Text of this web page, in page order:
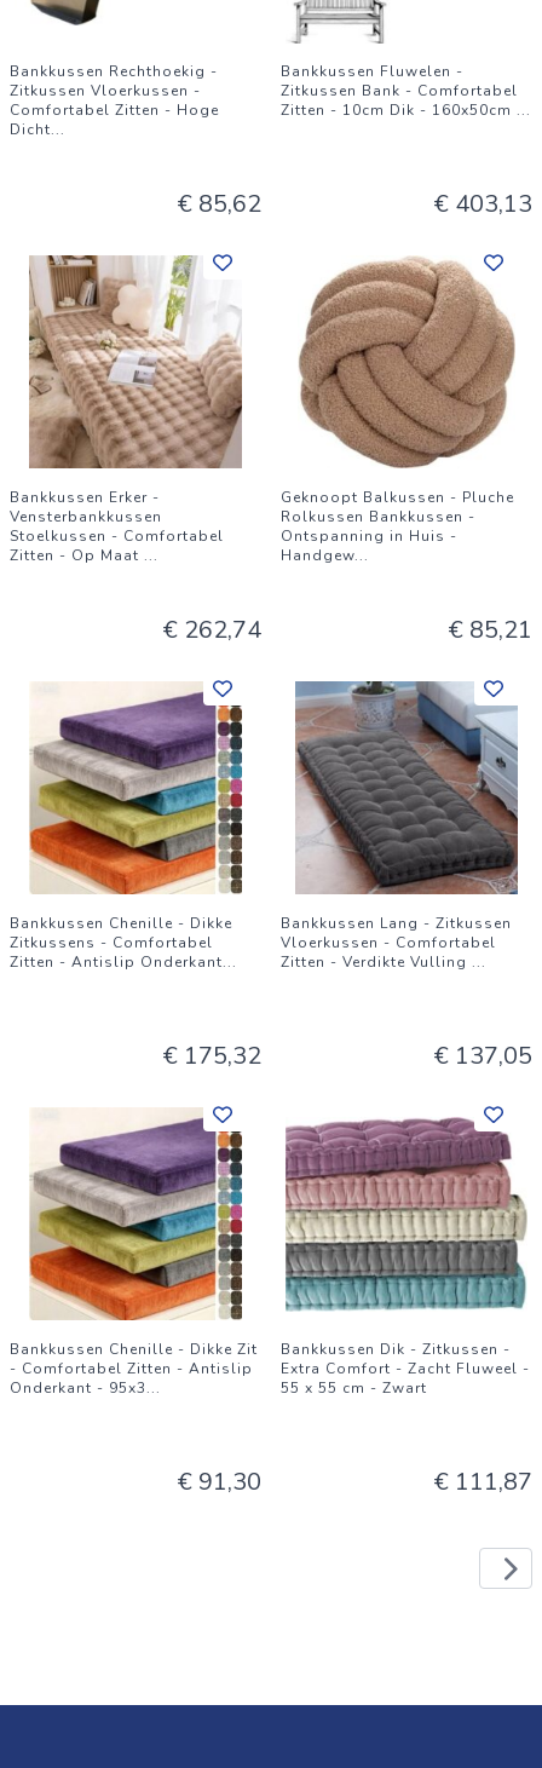
Bankkussen Rechthoekig -
Zitkussen Vloerkussen -
Comfortabel Zitten - Hoge
Dicht...
€ 85,62
Bankkussen Fluwelen -
Zitkussen Bank - Comfortabel
Zitten - 10cm Dik - 160x50cm ...
€ 403,13
Bankkussen Erker -
Vensterbankkussen
Stoelkussen - Comfortabel
Zitten - Op Maat ...
€ 262,74
Geknoopt Balkussen - Pluche
Rolkussen Bankkussen -
Ontspanning in Huis -
Handgew...
€ 85,21
Bankkussen Chenille - Dikke
Zitkussens - Comfortabel
Zitten - Antislip Onderkant...
€ 175,32
Bankkussen Lang - Zitkussen
Vloerkussen - Comfortabel
Zitten - Verdikte Vulling ...
€ 137,05
Bankkussen Chenille - Dikke Zit
- Comfortabel Zitten - Antislip
Onderkant - 95x3...
€ 91,30
Bankkussen Dik - Zitkussen -
Extra Comfort - Zacht Fluweel -
55 x 55 cm - Zwart
€ 111,87